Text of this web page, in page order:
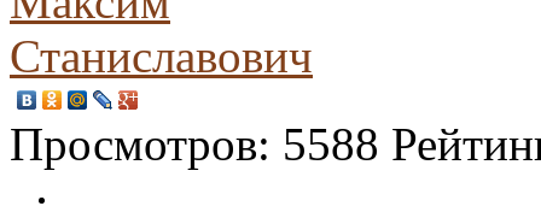
Просмотров: 5588